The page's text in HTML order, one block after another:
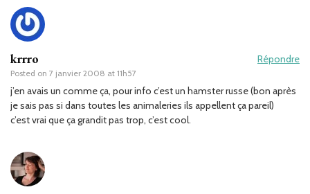
krrro
Posted on 7 janvier 2008 at 11h57
Répondre
j’en avais un comme ça, pour info c’est un hamster russe (bon après
je sais pas si dans toutes les animaleries ils appellent ça pareil)
c’est vrai que ça grandit pas trop, c’est cool.